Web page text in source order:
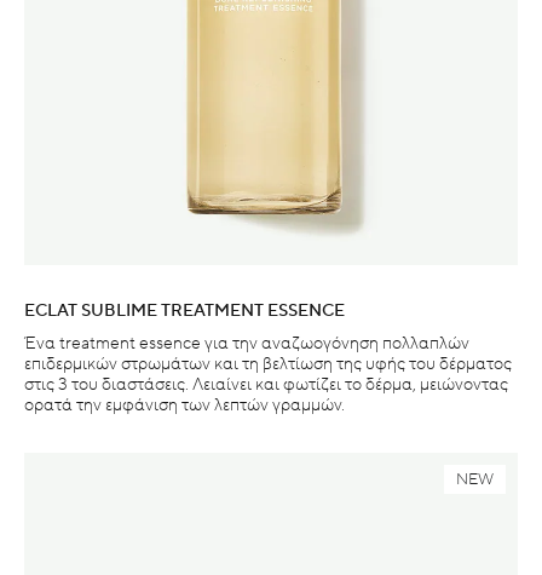
ECLAT SUBLIME TREATMENT ESSENCE
Ένα treatment essence για την αναζωογόνηση πολλαπλών
επιδερμικών στρωμάτων και τη βελτίωση της υφής του δέρματος
στις 3 του διαστάσεις. Λειαίνει και φωτίζει το δέρμα, μειώνοντας
ορατά την εμφάνιση των λεπτών γραμμών.
NEW